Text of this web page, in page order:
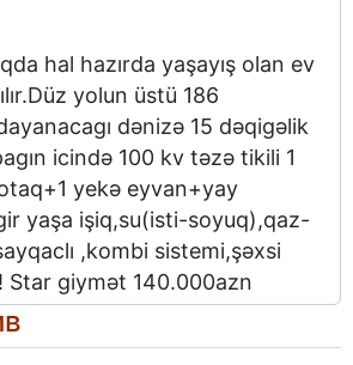
hal hazırda yaşayış olan ev
yolun üstü 186
dənizə 15 dəqigəlik
icində 100 kv təzə tikili 1
yekə eyvan+yay
yaşa işiq,su(isti-soyuq),qaz-
,kombi sistemi,şəxsi
Star giymət 140.000azn